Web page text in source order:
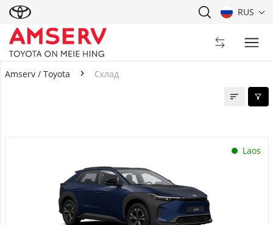
RUS
Amserv / Toyota Склад
Laos